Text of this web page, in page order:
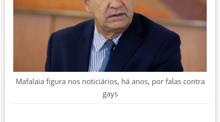
Mafalaia figura nos noticiários, há anos, por falas contra
gays